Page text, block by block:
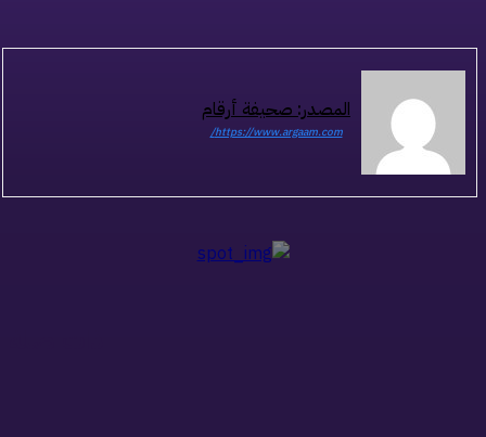
المصدر: صحيفة أرقام
https://www.argaam.com/